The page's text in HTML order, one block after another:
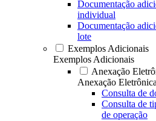
Documentação
individual
Documentação
lote
Exemplos Adicionais
Exemplos Adicionais
Anexação
Anexação Eletrônica
Consulta de
Consulta de
de operação